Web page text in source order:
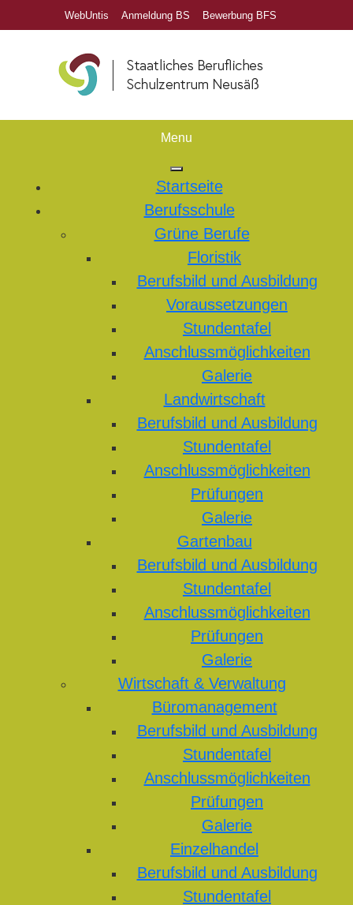
WebUntis Anmeldung BS Bewerbung BFS
Menu
Startseite
Berufsschule
Grüne Berufe
Floristik
Berufsbild und Ausbildung
Voraussetzungen
Stundentafel
Anschlussmöglichkeiten
Galerie
Landwirtschaft
Berufsbild und Ausbildung
Stundentafel
Anschlussmöglichkeiten
Prüfungen
Galerie
Gartenbau
Berufsbild und Ausbildung
Stundentafel
Anschlussmöglichkeiten
Prüfungen
Galerie
Wirtschaft & Verwaltung
Büromanagement
Berufsbild und Ausbildung
Stundentafel
Anschlussmöglichkeiten
Prüfungen
Galerie
Einzelhandel
Berufsbild und Ausbildung
Stundentafel